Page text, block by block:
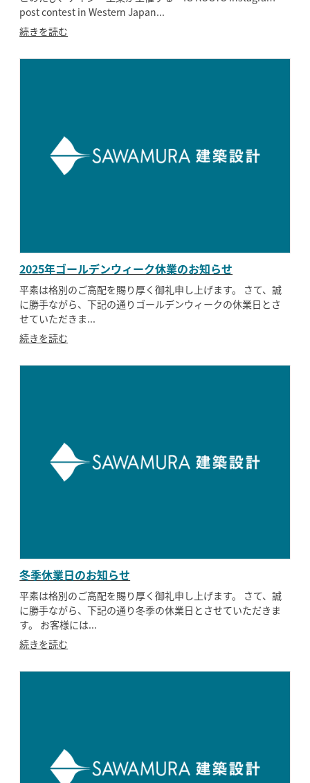
post contest in Western Japan...
続きを読む
2025年ゴールデンウィーク休業のお知らせ
平素は格別のご高配を賜り厚く御礼申し上げます。 さて、誠
に勝手ながら、下記の通りゴールデンウィークの休業日とさ
せていただきま...
続きを読む
冬季休業日のお知らせ
平素は格別のご高配を賜り厚く御礼申し上げます。 さて、誠
に勝手ながら、下記の通り冬季の休業日とさせていただきま
す。 お客様には...
続きを読む